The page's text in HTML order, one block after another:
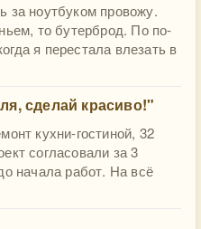
за ноутбуком провожу.
то бутерброд. По по-
я перестала влезать в
сделай красиво!"
кухни-гостиной, 32
согласовали за 3
начала работ. На всё